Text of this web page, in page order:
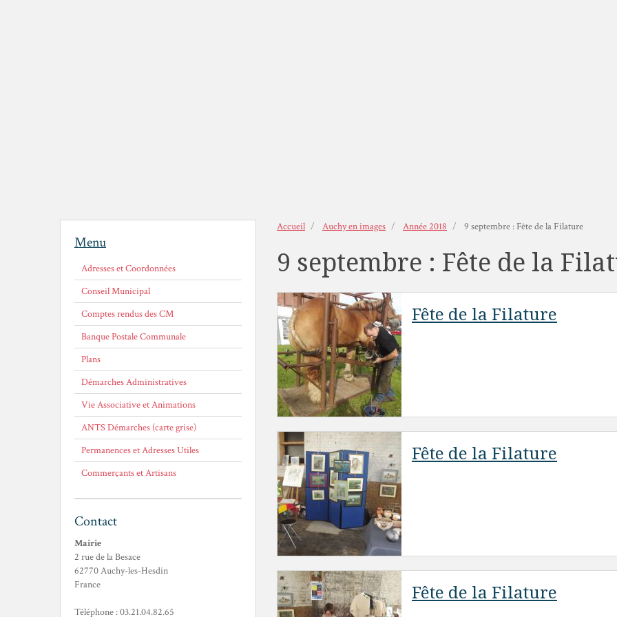
Accueil Auchy en images Année 2018 9 septembre : Fête de la Filature
9 septembre : Fête de la
Fête de la Filature
Fête de la Filature
Fête de la Filature
Menu
Adresses et Coordonnées
Conseil Municipal
Comptes rendus des CM
Banque Postale Communale
Plans
Démarches Administratives
Vie Associative et Animations
ANTS Démarches (carte grise)
Permanences et Adresses Utiles
Commerçants et Artisans
Contact
Mairie
2 rue de la Besace
62770 Auchy-les-Hesdin
France
Téléphone : 03.21.04.82.65